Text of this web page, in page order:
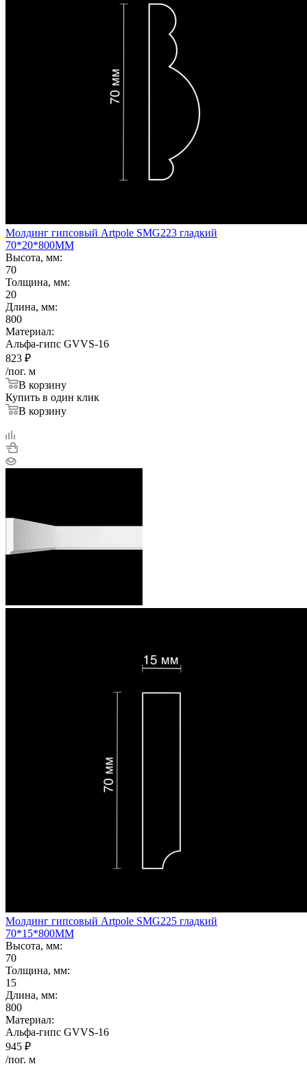
Молдинг гипсовый Artpole SMG223 гладкий
70*20*800ММ
Высота, мм:
70
Толщина, мм:
20
Длина, мм:
800
Материал:
Альфа-гипс GVVS-16
823 ₽
/пог. м
В корзину
Купить в один клик
В корзину
Молдинг гипсовый Artpole SMG225 гладкий
70*15*800ММ
Высота, мм:
70
Толщина, мм:
15
Длина, мм:
800
Материал:
Альфа-гипс GVVS-16
945 ₽
/пог. м